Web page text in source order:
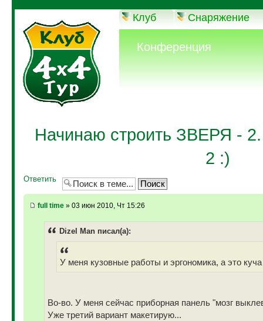
Клуб Снаряжение
Конференция
Начинаю строить ЗВЕРЯ
2 :)
Ответить
full time» 03 июн 2010, Чт 15:26
Dizel Man писал(а):
У меня кузовные работы и эргономика, а это
Во-во. У меня сейчас приборная панель "мозг
Уже третий вариант макетирую...